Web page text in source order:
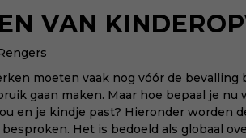
VAN
moeten vaak nog vóór de bevalling
gaan maken. Maar hoe bepaal je
en je kindje past? Hieronder worden
Het is bedoeld als globaal